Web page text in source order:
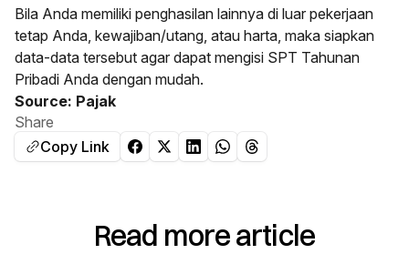
Bila Anda memiliki penghasilan lainnya di luar pekerjaan
tetap Anda, kewajiban/utang, atau harta, maka siapkan
data-data tersebut agar dapat mengisi SPT Tahunan
Pribadi Anda dengan mudah.
Source: Pajak
Share
Copy Link
Read more article